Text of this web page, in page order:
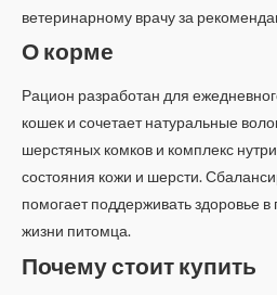
ветеринарному врачу за
О корме
Рацион разработан для
кошек и сочетает натуральные
шерстяных комков и комплекс
состояния кожи и шерсти.
помогает поддерживать здоровье в
жизни питомца.
Почему стоит купить